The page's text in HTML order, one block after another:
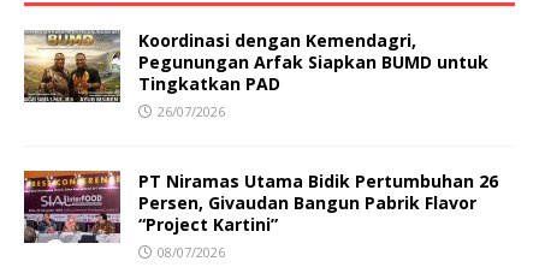
Koordinasi dengan Kemendagri,
Pegunungan Arfak Siapkan BUMD untuk
Tingkatkan PAD
26/07/2026
PT Niramas Utama Bidik Pertumbuhan 26
Persen, Givaudan Bangun Pabrik Flavor
“Project Kartini”
08/07/2026